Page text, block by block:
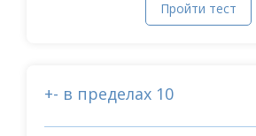
Пройти тест
+- в пределах 10